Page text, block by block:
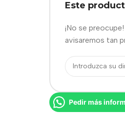
Este
¡No se
avisaremos tan
Pedir más